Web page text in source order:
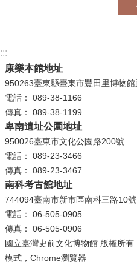
認
識
我
們
便
民
服
性
別
平
:::
康樂本館地址
950263臺東縣臺東市豐田里博物
電話： 089-38-1166
傳真： 089-38-1199
卑南遺址公園地址
950026臺東市文化公園路200號
電話： 089-23-3466
傳真： 089-23-3467
南科考古館地址
744094臺南市新市區南科三路10號
電話： 06-505-0905
傳真： 06-505-0906
國立臺灣史前文化博物館 版權所
模式，Chrome瀏覽器